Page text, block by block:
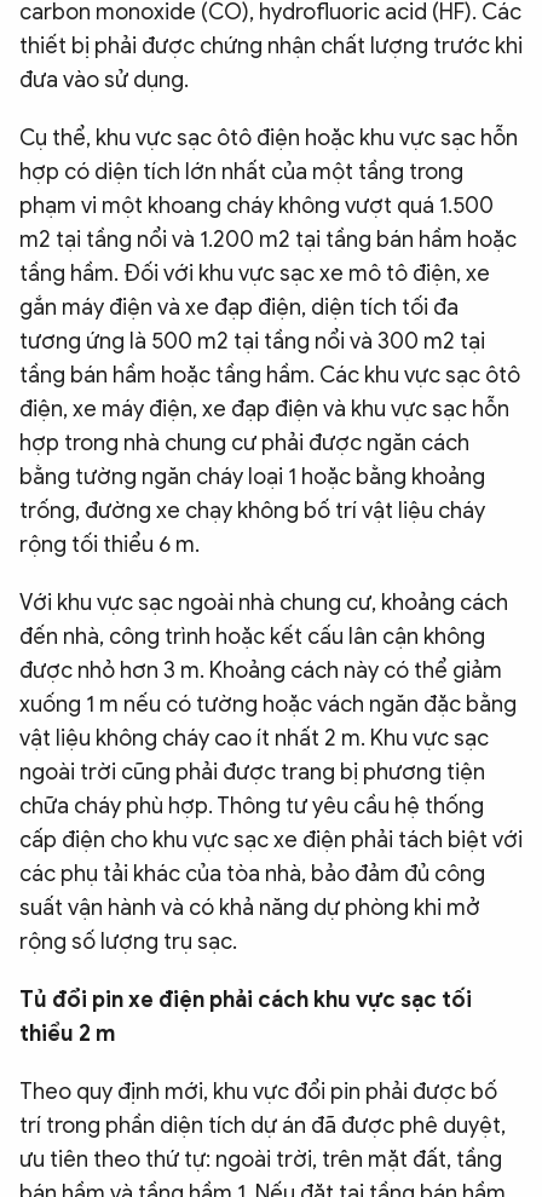
carbon monoxide (CO), hydrofluoric acid (HF). Các
thiết bị phải được chứng nhận chất lượng trước khi
đưa vào sử dụng.
Cụ thể, khu vực sạc ôtô điện hoặc khu vực sạc hỗn
hợp có diện tích lớn nhất của một tầng trong
phạm vi một khoang cháy không vượt quá 1.500
m2 tại tầng nổi và 1.200 m2 tại tầng bán hầm hoặc
tầng hầm. Đối với khu vực sạc xe mô tô điện, xe
gắn máy điện và xe đạp điện, diện tích tối đa
tương ứng là 500 m2 tại tầng nổi và 300 m2 tại
tầng bán hầm hoặc tầng hầm. Các khu vực sạc ôtô
điện, xe máy điện, xe đạp điện và khu vực sạc hỗn
hợp trong nhà chung cư phải được ngăn cách
bằng tường ngăn cháy loại 1 hoặc bằng khoảng
trống, đường xe chạy không bố trí vật liệu cháy
rộng tối thiểu 6 m.
Với khu vực sạc ngoài nhà chung cư, khoảng cách
đến nhà, công trình hoặc kết cấu lân cận không
được nhỏ hơn 3 m. Khoảng cách này có thể giảm
xuống 1 m nếu có tường hoặc vách ngăn đặc bằng
vật liệu không cháy cao ít nhất 2 m. Khu vực sạc
ngoài trời cũng phải được trang bị phương tiện
chữa cháy phù hợp. Thông tư yêu cầu hệ thống
cấp điện cho khu vực sạc xe điện phải tách biệt với
các phụ tải khác của tòa nhà, bảo đảm đủ công
suất vận hành và có khả năng dự phòng khi mở
rộng số lượng trụ sạc.
Tủ đổi pin xe điện phải cách khu vực sạc tối
thiểu 2 m
Theo quy định mới, khu vực đổi pin phải được bố
trí trong phần diện tích dự án đã được phê duyệt,
ưu tiên theo thứ tự: ngoài trời, trên mặt đất, tầng